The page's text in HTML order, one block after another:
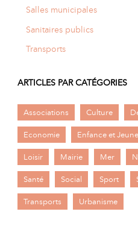
Salles municipales
Sanitaires publics
Transports
ARTICLES PAR CATÉGORIES
Associations Culture
Economie Enfance et
Loisir Mairie Mer
Santé Social Sport
Transports Urbanisme